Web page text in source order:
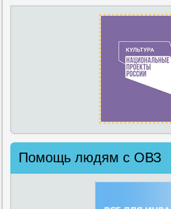
Помощь людям с ОВЗ